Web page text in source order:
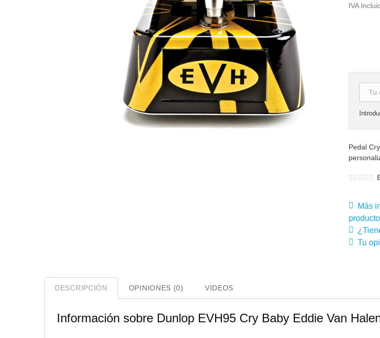
IVA
Pedal
Más
producto
Tu
DESCRIPCIÓN OPINIONES (0) VIDEOS
Información sobre Dunlop EVH95 Cry Baby Eddie Van